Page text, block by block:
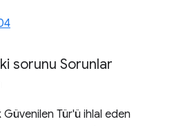
sorunu Sorunlar
Güvenilen Tür'ü ihlal eden